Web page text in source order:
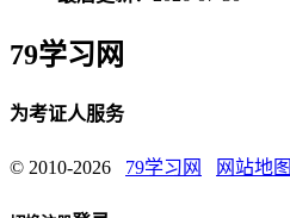
79学习网
为考证人服务
© 2010-2026 79学习网 网站地图